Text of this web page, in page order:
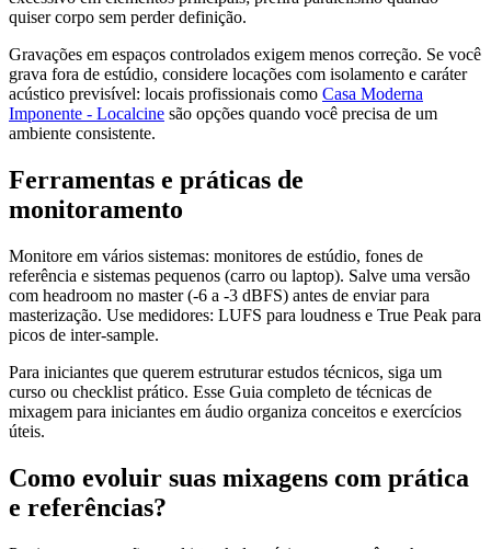
quiser corpo sem perder definição.
Gravações em espaços controlados exigem menos correção. Se você
grava fora de estúdio, considere locações com isolamento e caráter
acústico previsível: locais profissionais como Casa Moderna
Imponente - Localcine são opções quando você precisa de um
ambiente consistente.
Ferramentas e práticas de
monitoramento
Monitore em vários sistemas: monitores de estúdio, fones de
referência e sistemas pequenos (carro ou laptop). Salve uma versão
com headroom no master (-6 a -3 dBFS) antes de enviar para
masterização. Use medidores: LUFS para loudness e True Peak para
picos de inter-sample.
Para iniciantes que querem estruturar estudos técnicos, siga um
curso ou checklist prático. Esse Guia completo de técnicas de
mixagem para iniciantes em áudio organiza conceitos e exercícios
úteis.
Como evoluir suas mixagens com prática
e referências?